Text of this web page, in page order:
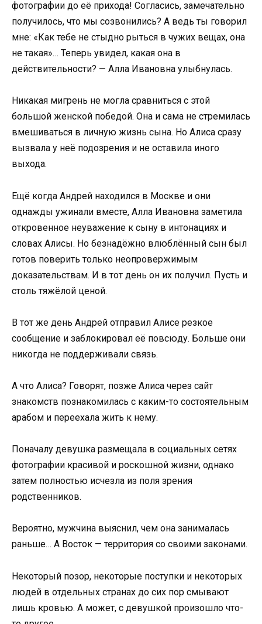
фотографии до её прихода! Согласись, замечательно
получилось, что мы созвонились? А ведь ты говорил
мне: «Как тебе не стыдно рыться в чужих вещах, она
не такая»… Теперь увидел, какая она в
действительности? — Алла Ивановна улыбнулась.
Никакая мигрень не могла сравниться с этой
большой женской победой. Она и сама не стремилась
вмешиваться в личную жизнь сына. Но Алиса сразу
вызвала у неё подозрения и не оставила иного
выхода.
Ещё когда Андрей находился в Москве и они
однажды ужинали вместе, Алла Ивановна заметила
откровенное неуважение к сыну в интонациях и
словах Алисы. Но безнадёжно влюблённый сын был
готов поверить только неопровержимым
доказательствам. И в тот день он их получил. Пусть и
столь тяжёлой ценой.
В тот же день Андрей отправил Алисе резкое
сообщение и заблокировал её повсюду. Больше они
никогда не поддерживали связь.
А что Алиса? Говорят, позже Алиса через сайт
знакомств познакомилась с каким-то состоятельным
арабом и переехала жить к нему.
Поначалу девушка размещала в социальных сетях
фотографии красивой и роскошной жизни, однако
затем полностью исчезла из поля зрения
родственников.
Вероятно, мужчина выяснил, чем она занималась
раньше… А Восток — территория со своими законами.
Некоторый позор, некоторые поступки и некоторых
людей в отдельных странах до сих пор смывают
лишь кровью. А может, с девушкой произошло что-